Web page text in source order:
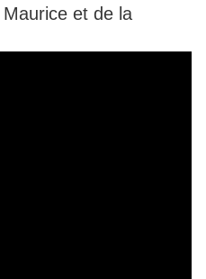
et de la